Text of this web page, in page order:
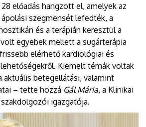
előadás hangzott el, amelyek az
szegmensét lefedték, a
és a terápián keresztül a
egyebek mellett a sugárterápia
elérhető kardiológiai és
Kiemelt témák voltak
aktuális betegellátási, valamint
– tette hozzá Gál Mária, a Klinikai
igazgatója.